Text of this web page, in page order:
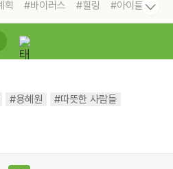
획 #바이러스 #힐링
#아이들
학교
#용혜원
#따뜻한 사람들